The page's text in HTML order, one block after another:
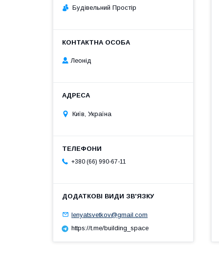
Будівельний Простір
Леонід
Київ, Україна
+380 (66) 990-67-11
lenyatsvetkov@gmail.com
https://t.me/building_space